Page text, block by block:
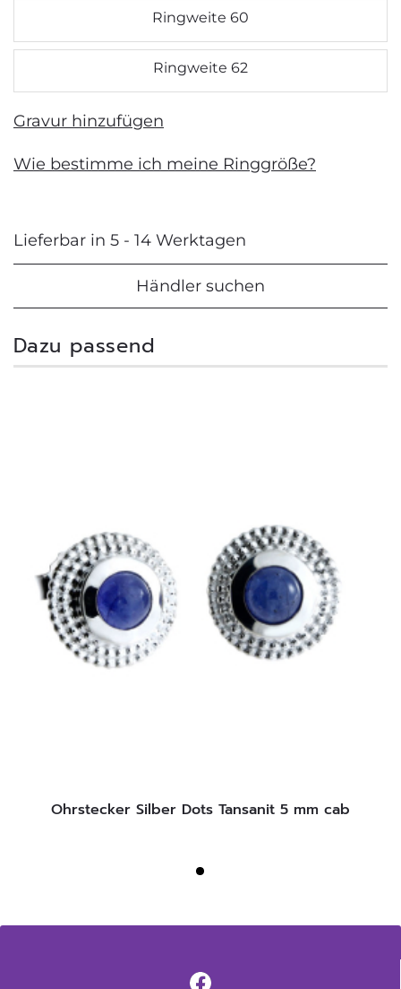
Ringweite 60
Ringweite 62
Gravur hinzufügen
Wie bestimme ich meine Ringgröße?
Lieferbar in 5 - 14 Werktagen
Händler suchen
Dazu passend
Ohrstecker Silber Dots Tansanit 5 mm cab